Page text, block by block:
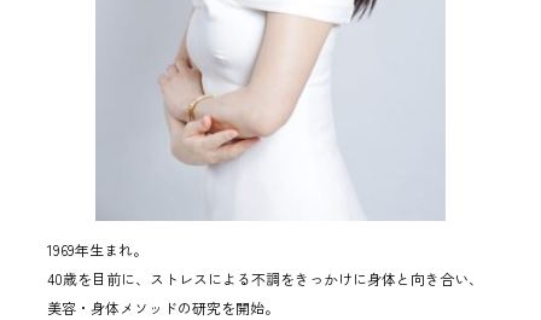
1969年生まれ。
40歳を目前に、ストレスによる不調をきっかけに身体と向き合い、
美容・身体メソッドの研究を開始。